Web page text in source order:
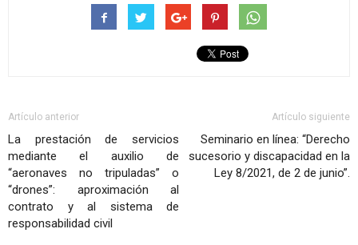
Artículo anterior
La prestación de servicios
mediante el auxilio de
“aeronaves no tripuladas” o
“drones”: aproximación al
contrato y al sistema de
responsabilidad civil
Artículo siguiente
Seminario en línea: “Derecho
sucesorio y discapacidad en la
Ley 8/2021, de 2 de junio”.